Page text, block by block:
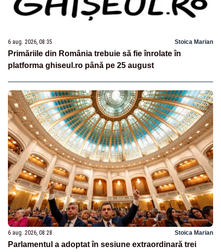
6 aug. 2026, 08:35 Stoica Marian
Primăriile din România trebuie să fie înrolate în
platforma ghiseul.ro până pe 25 august
6 aug. 2026, 08:28 Stoica Marian
Parlamentul a adoptat în sesiune extraordinară trei